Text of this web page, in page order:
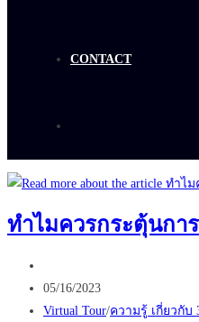
CONTACT
ทำไมควรกระตุ้นกา
author:
Post
published:
05/16/2023
Post
Virtual Tour/ความรู้ เกี่ยวกับ